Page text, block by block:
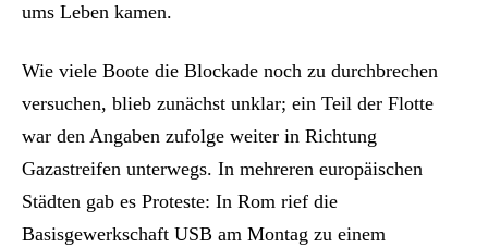
ums Leben kamen.
Wie viele Boote die Blockade noch zu durchbrechen
versuchen, blieb zunächst unklar; ein Teil der Flotte
war den Angaben zufolge weiter in Richtung
Gazastreifen unterwegs. In mehreren europäischen
Städten gab es Proteste: In Rom rief die
Basisgewerkschaft USB am Montag zu einem